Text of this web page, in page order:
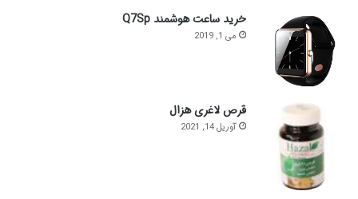
خرید ساعت هوشمند Q7Sp
می 1, 2019
قرص لاغری هزال
آوریل 14, 2021